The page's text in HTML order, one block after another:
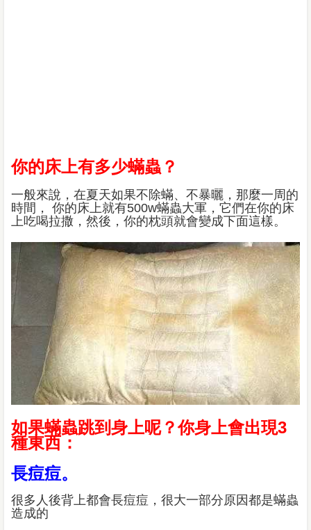
你的床上有多少蟎蟲？
一般來說，在夏天如果不除蟎、不暴曬，那麼一周的
時間， 你的床上就有500w蟎蟲大軍，它們在你的床
上吃喝拉撒，然後，你的枕頭就會變成下面這樣。
如果蟎蟲跳到身上呢？你身上會出現3
種東西：
長痘痘。
很多人後背上都會長痘痘，很大一部分原因都是蟎蟲
造成的